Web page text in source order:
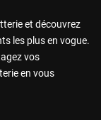
et découvrez
les plus en vogue.
vos
en vous